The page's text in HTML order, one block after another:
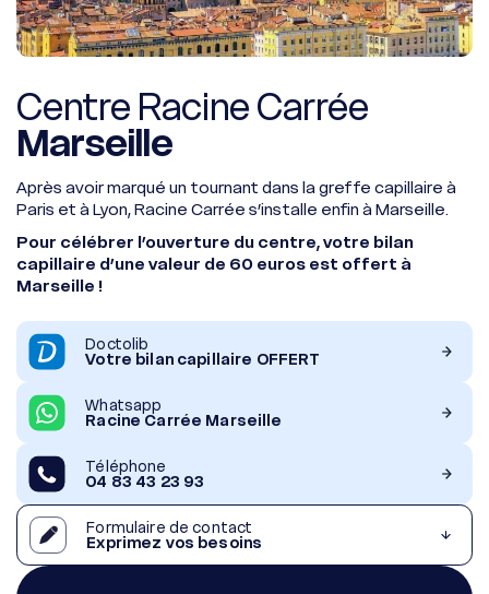
Centre Racine Carrée
Marseille
Après avoir marqué un tournant dans la greffe capillaire à
Paris et à Lyon, Racine Carrée s’installe enfin à Marseille.
Pour célébrer l’ouverture du centre, votre bilan
capillaire d’une valeur de 60 euros est offert à
Marseille !
Doctolib
Votre bilan capillaire OFFERT
Whatsapp
Racine Carrée Marseille
Téléphone
04 83 43 23 93
Formulaire de contact
Exprimez vos besoins